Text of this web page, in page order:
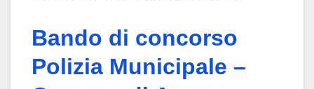
Bando di concorso
Polizia Municipale –